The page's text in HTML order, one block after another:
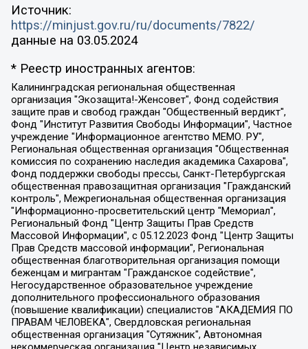
Источник:
https://minjust.gov.ru/ru/documents/7822/
данные на 03.05.2024
* Реестр иностранных агентов:
Калининградская региональная общественная организация "Экозащита!-Женсовет", Фонд содействия защите прав и свобод граждан "Общественный вердикт", Фонд "Институт Развития Свободы Информации", Частное учреждение "Информационное агентство МЕМО. РУ", Региональная общественная организация "Общественная комиссия по сохранению наследия академика Сахарова", Фонд поддержки свободы прессы, Санкт-Петербургская общественная правозащитная организация "Гражданский контроль", Межрегиональная общественная организация "Информационно-просветительский центр "Мемориал", Региональный Фонд "Центр Защиты Прав Средств Массовой Информации", с 05.12.2023 Фонд "Центр Защиты Прав Средств массовой информации", Региональная общественная благотворительная организация помощи беженцам и мигрантам "Гражданское содействие", Негосударственное образовательное учреждение дополнительного профессионального образования (повышение квалификации) специалистов "АКАДЕМИЯ ПО ПРАВАМ ЧЕЛОВЕКА", Свердловская региональная общественная организация "Сутяжник", Автономная некоммерческая организация "Центр независимых социологических исследований", Союз общественных объединений "Российский исследовательский центр по правам человека", Региональное общественное учреждение научно-информационный центр "МЕМОРИАЛ", Некоммерческая организация "Фонд защиты гласности", Автономная некоммерческая организация "Институт прав человека", Городская общественная организация "Екатеринбургское общество "МЕМОРИАЛ", Городская общественная организация "Рязанское историко-просветительское и правозащитное общество "Мемориал" (Рязанский Мемориал), Челябинский региональный орган общественной самодеятельности – женское общественное объединение "Женщины Евразии", Челябинский региональный орган общественной самодеятельности "Уральская правозащитная группа", Фонд содействия защите здоровья и социальной справедливости имени Андрея Рылькова, Автономная Некоммерческая Организация "Аналитический Центр Юрия Левады", Автономная некоммерческая организация социальной поддержки населения "Проект Апрель", Региональная общественная организация помощи женщинам и детям, находящимся в кризисной ситуации "Информационно-методический центр "Анна", Фонд содействия развитию массовых коммуникаций и правовому просвещению "Так-так-Так", Фонд содействия устойчивому развитию "Серебряная тайга", Свердловский региональный общественный фонд социальных проектов "Новое время", "Idel.Реалии", Кавказ.Реалии, Крым.Реалии, Телеканал Настоящее Время, Татаро-башкирская служба Радио Свобода (Azatliq Radiosi), Радио Свободная Европа/Радио Свобода (PCE/PC), "Сибирь.Реалии", "Фактограф", Благотворительный фонд помощи осужденным и их семьям, Автономная некоммерческая организация "Институт глобализации и социальных движений", Фонд "В защиту прав заключенных", Частное учреждение "Центр поддержки и содействия развитию средств массовой информации", Пензенский региональный общественный благотворительный фонд "Гражданский союз", "Север.Реалии", Некоммерческая организация Фонд "Правовая инициатива", Общество с ограниченной ответственностью "Радио Свободная Европа/Радио Свобода", Чешское информационное агентство "MEDIUM-ORIENT", Красноярская региональная общественная организация "Мы против СПИДа", Камалягин Денис Николаевич, Маркелов Сергей Евгеньевич, Пономарев Лев Александрович, Савицкая Людмила Алексеевна, Автономная некоммерческая организация "Центр по работе с проблемой насилия "НАСИЛИЮ.НЕТ", Межрегиональный профессиональный союз работников здравоохранения "Альянс врачей", Юридическое лицо, зарегистрированное в Латвийской Республике, SIA "Medusa Project" (регистрационный номер 40103797863, дата регистрации 10.06.2014), Некоммерческая организация "Фонд по борьбе с коррупцией", Автономная некоммерческая организация "Институт права и публичной политики", Баданин Роман Сергеевич, Гликин Максим Александрович, Железнова Мария Михайловна, Лукьянова Юлия Сергеевна, Маетная Елизавета Витальевна, Маняхин Петр Борисович, Чуракова Ольга Владимировна, Ярош Юлия Петровна, Юридическое лицо "The Insider SIA", зарегистрированное в Риге, Латвийская Республика (дата регистрации 26.06.2015), являющееся администратором доменного имени интернет-издания "The Insider SIA", https://theins.ru, Постернак Алексей Евгеньевич, Рубин Михаил Аркадьевич, Анин Роман Александрович, Юридическое лицо Istories fonds, зарегистрированное в Латвийской Республике (регистрационный номер 50008295751, дата регистрации 24.02.2020), Великовский Дмитрий Александрович, Долинина Ирина Николаевна, Мароховская Алеся Алексеевна, Шлейнов Роман Юрьевич, Шмагун Олеся Валентиновна, Общество с ограниченной ответственностью "Альтаир 2021", Общество с ограниченной ответственностью "Вега 2021", Общество с ограниченной ответственностью "Главный редактор 2021", Общество с ограниченной ответственностью "Ромашки монолит", Важенков Артем Валерьевич, Ивановская областная общественная организация "Центр гендерных исследований", Гурман Юрий Альбертович, Медиапроект "ОВД-Инфо", Егоров Владимир Владимирович, Жилинский Владимир Александрович, Общество с ограниченной ответственностью "ЗП", Иванова София Юрьевна, Карезина Инна Павловна, Кильтау Екатерина Викторовна, Петров Алексей Викторович, Пискунов Сергей Евгеньевич, Смирнов Сергей Сергеевич, Тихонов Михаил Сергеевич, Общество с ограниченной ответственностью "ЖУРНАЛИСТ-ИНОСТРАННЫЙ АГЕНТ", Арапова Галина Юрьевна, Вольтская Татьяна Анатольевна, Американская компания "Mason G.E.S. Anonymous Foundation" (США), являющаяся владельцем интернет-издания https://mnews.world/, Компания "Stichting Bellingcat", зарегистрированная в Нидерландах (дата регистрации 11.07.2018), Захаров Андрей Вячеславович, Клепиковская Екатерина Дмитриевна, Общество с ограниченной ответственностью "МЕМО", Перл Роман Александрович, Симонов Евгений Алексеевич, Соловьева Елена Анатольевна, Сотников Даниил Владимирович, Сурначева Елизавета Дмитриевна, Автономная некоммерческая организация по защите прав человека и информированию населения "Якутия – Наше Мнение", Общество с ограниченной ответственностью "Москоу диджитал медиа", с 26.01.2023 Общество с ограниченной ответственностью "Чайка Белые сады", Ветошкина Валерия Валерьевна, Заговора Максим Александрович, Межрегиональное общественное движение "Российская ЛГБТ - сеть", Оленичев Максим Владимирович, Павлов Иван Юрьевич, Скворцова Елена Сергеевна, Общество с ограниченной ответственностью "Как бы инагент", Кочетков Игорь Викторович, Общество с ограниченной ответственностью "Честные выборы", Еланчик Олег Александрович, Общество с ограниченной ответственностью "Нобелевский призыв", Гималова Регина Эмилевна, Григорьев Андрей Валерьевич, Григорьева Алина Александровна, Ассоциация по содействию защите прав призывников, альтернативнослужащих и военнослужащих "Правозащитная группа "Гражданин.Армия.Право", Хисамова Регина Фаритовна, Автономная некоммерческая организация по реализации социально-правовых программ "Лилит", Дальневосточное общественное движение "Маяк", Санкт-Петербургская ЛГБТ-инициативная группа "Выход", Инициативная группа ЛГБТ+ "Реверс", Алексеев Андрей Викторович, Бекбулатова Таисия Львовна, Беляев Иван Михайлович, Владыкина Елена Сергеевна, Гельман Марат Александрович, Никульшина Вероника Юрьевна, Толоконникова Надежда Андреевна, Шендерович Виктор Анатольевич, Общество с ограниченной ответственностью "Данное сообщение", Общество с ограниченной ответственностью Издательский дом "Новая глава", Айнбиндер Александра Александровна, Московский комьюнити-центр для ЛГБТ+инициатив, Благотворительный фонд развития филантропии, Deutsche Welle (Германия, Kurt-Schumacher-Strasse 3, 53113 Bonn), Борзунова Мария Михайловна, Воробьев Виктор Викторович, Голубева Анна Львовна, Константинова Алла Михайловна, Малкова Ирина Владимировна, Мурадов Мурад Абдулгалимович, Осетинская Елизавета Николаевна, Понасенков Евгений Николаевич, Ганапольский Матвей Юрьевич, Киселев Евгений Алексеевич, Борухович Ирина Григорьевна, Дремин Иван Тимофеевич, Дубровский Дмитрий Викторович, Красноярская региональная общественная организация поддержки и развития альтернативных образовательных технологий и межкультурных коммуникаций "ИНТЕРРА", Маяковская Екатерина Алексеевна, Фейгин Марк Захарович, Филимонов Андрей Викторович, Дзугкоева Регина Николаевна, Доброхотов Роман Александрович, Дудь Юрий Александрович, Елкин Сергей Владимирович, Кругликов Кирилл Игоревич, Сабунаева Мария Леонидовна, Семенов Алексей Владимирович, Шаинян Карен Багратович, Шульман Екатерина Михайловна, Асафьев Артур Валерьевич, Вахштайн Виктор Семенович, Венедиктов Алексей Алексеевич, Лушникова Екатерина Евгеньевна, Волков Леонид Михайлович, Невзоров Александр Глебович, Пархоменко Сергей Борисович, Сироткин Ярослав Николаевич, Кара-Мурза Владимир Владимирович, Баранова Наталья Владимировна, Гозман Леонид Яковлевич, Кагарлицкий Борис Юльевич, Климарев Михаил Валерьевич, Милов Владимир Станиславович, Автономная некоммерческая организация Краснодарский центр современного искусства "Типография", Моргенштерн Алишер Тагирович, Соболь Любовь Эдуардовна, Общество с ограниченной ответственностью "ЛИЗА НОРМ", Каспаров Гарри Кимович, Ходорковский Михаил Борисович, Общество с ограниченной ответственностью "Апрельские тезисы", Данилович Ирина Брониславовна, Кашин Олег Владимирович, Петров Николай Владимирович, Пивоваров Алексей Владимирович, Соколов Михаил Владимирович, Цветкова Юлия Владимировна, Чичваркин Евгений Александрович, Комитет против пыток/Команда против пыток, Общество с ограниченной ответственностью "Первый научный", Общество с ограниченной ответственностью "Вертолет и ко", Белоцерковская Вероника Борисовна, Кац Максим Евгеньевич, Лазарева Татьяна Юрьевна, Шаведдинов Руслан Табризович, Яшин Илья Валерьевич, Общество с ограниченной ответственностью "Иноагент ААВ", Алешковский Дмитрий Петрович, Альбац Евгения Марковна, Быков Дмитрий Львович, Галямина Юлия Евгеньевна, Лойко Сергей Леонидович, Мартынов Кирилл Константинович, Медведев Сергей Александрович, Крашенинников Федор Геннадиевич, Гордеева Катерина Вл